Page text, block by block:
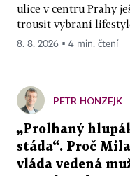
ulice v centru Prahy
trousit vybraní
8. 8. 2026 ▪ 4 min. čtení
PETR HONZEJK
„Prolhaný
stáda“. Proč
vláda vedená